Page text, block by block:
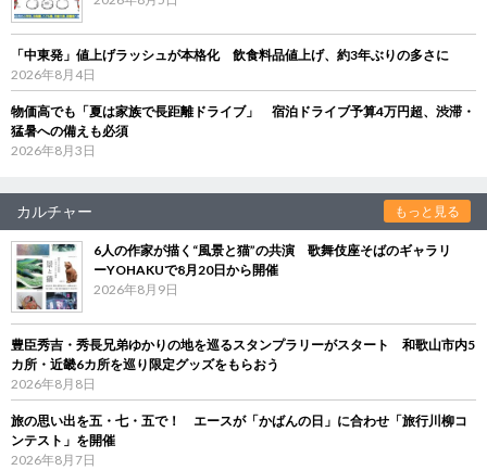
「中東発」値上げラッシュが本格化 飲食料品値上げ、約3年ぶりの多さに
2026年8月4日
物価高でも「夏は家族で長距離ドライブ」 宿泊ドライブ予算4万円超、渋滞・
猛暑への備えも必須
2026年8月3日
カルチャー もっと見る
6人の作家が描く“風景と猫”の共演 歌舞伎座そばのギャラリ
ーYOHAKUで8月20日から開催
2026年8月9日
豊臣秀吉・秀長兄弟ゆかりの地を巡るスタンプラリーがスタート 和歌山市内5
カ所・近畿6カ所を巡り限定グッズをもらおう
2026年8月8日
旅の思い出を五・七・五で！ エースが「かばんの日」に合わせ「旅行川柳コ
ンテスト」を開催
2026年8月7日